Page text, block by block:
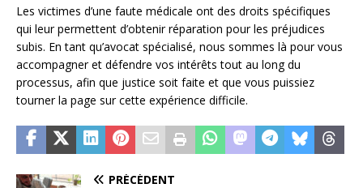
Les victimes d’une faute médicale ont des droits spécifiques
qui leur permettent d’obtenir réparation pour les préjudices
subis. En tant qu’avocat spécialisé, nous sommes là pour vous
accompagner et défendre vos intérêts tout au long du
processus, afin que justice soit faite et que vous puissiez
tourner la page sur cette expérience difficile.
PRÉCÉDENT